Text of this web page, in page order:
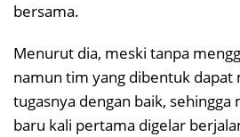
bersama.
Menurut dia, meski tanpa
namun tim yang dibentuk dapat
tugasnya dengan baik,
baru kali pertama digelar